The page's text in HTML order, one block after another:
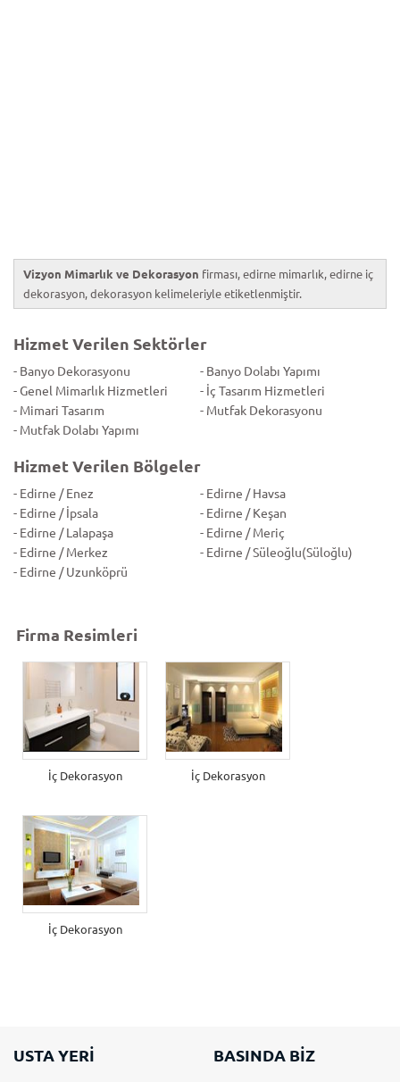
Vizyon Mimarlık ve Dekorasyon firması, edirne mimarlık, edirne iç
dekorasyon, dekorasyon kelimeleriyle etiketlenmiştir.
Hizmet Verilen Sektörler
- Banyo Dekorasyonu
- Banyo Dolabı Yapımı
- Genel Mimarlık Hizmetleri
- İç Tasarım Hizmetleri
- Mimari Tasarım
- Mutfak Dekorasyonu
- Mutfak Dolabı Yapımı
Hizmet Verilen Bölgeler
- Edirne / Enez
- Edirne / Havsa
- Edirne / İpsala
- Edirne / Keşan
- Edirne / Lalapaşa
- Edirne / Meriç
- Edirne / Merkez
- Edirne / Süleoğlu(Süloğlu)
- Edirne / Uzunköprü
Firma Resimleri
İç Dekorasyon İç Dekorasyon
İç Dekorasyon
USTA YERİ BASINDA BİZ